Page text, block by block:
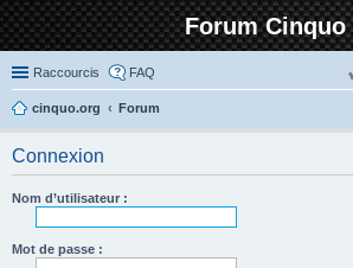
Forum Cinquo
Raccourcis FAQ
cinquo.org
Forum
Connexion
Nom d’utilisateur :
Mot de passe :